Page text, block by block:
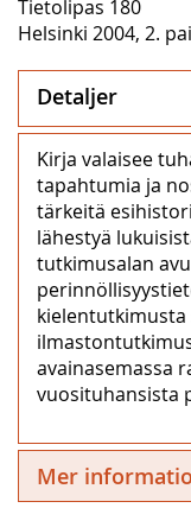
Tietolipas 180
Helsinki 2004, 2.
Detaljer
Kirja valaisee
tapahtumia ja
tärkeitä
lähestyä
tutkimusalan
avainasemassa
vuosituhansista
Mer